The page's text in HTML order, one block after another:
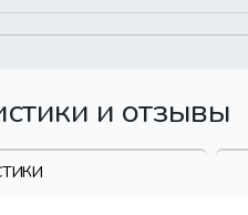
и отзывы